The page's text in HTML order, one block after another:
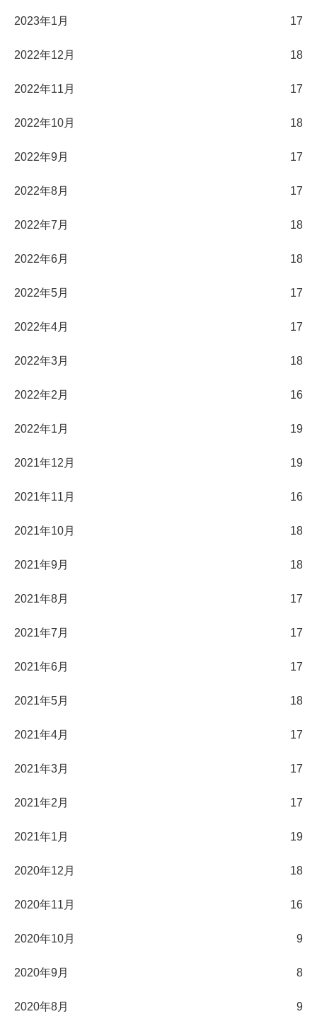
2023年1月 17
2022年12月 18
2022年11月 17
2022年10月 18
2022年9月 17
2022年8月 17
2022年7月 18
2022年6月 18
2022年5月 17
2022年4月 17
2022年3月 18
2022年2月 16
2022年1月 19
2021年12月 19
2021年11月 16
2021年10月 18
2021年9月 18
2021年8月 17
2021年7月 17
2021年6月 17
2021年5月 18
2021年4月 17
2021年3月 17
2021年2月 17
2021年1月 19
2020年12月 18
2020年11月 16
2020年10月 9
2020年9月 8
2020年8月 9